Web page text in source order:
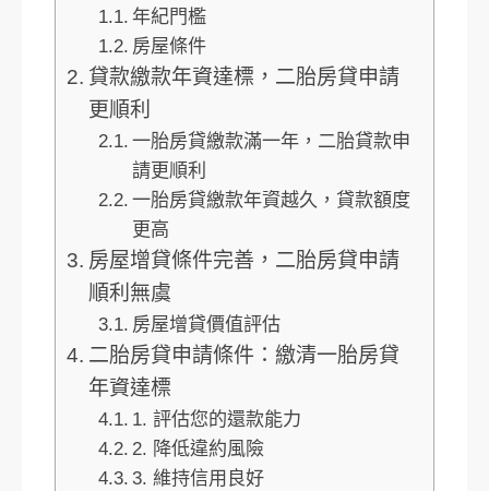
年紀門檻
房屋條件
貸款繳款年資達標，二胎房貸申請
更順利
一胎房貸繳款滿一年，二胎貸款申
請更順利
一胎房貸繳款年資越久，貸款額度
更高
房屋增貸條件完善，二胎房貸申請
順利無虞
房屋增貸價值評估
二胎房貸申請條件：繳清一胎房貸
年資達標
1. 評估您的還款能力
2. 降低違約風險
3. 維持信用良好